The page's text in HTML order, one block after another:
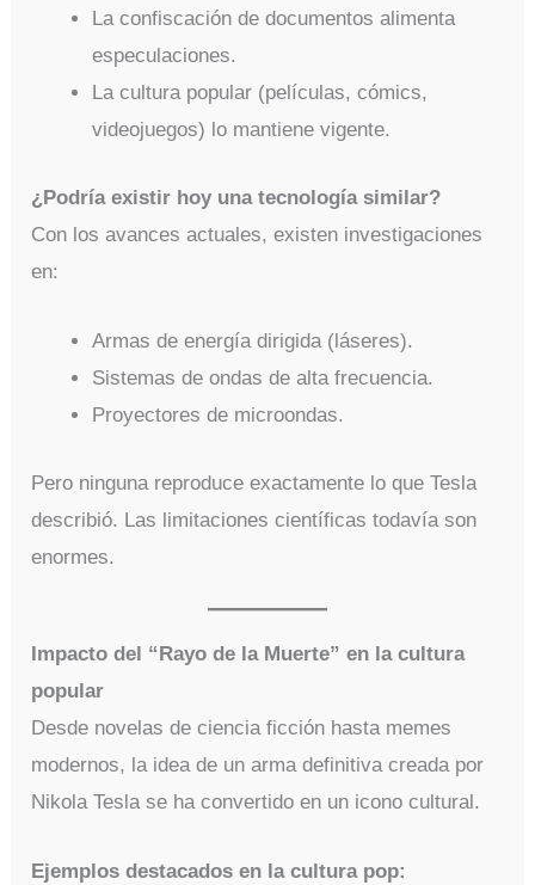
La confiscación de documentos alimenta
especulaciones.
La cultura popular (películas, cómics,
videojuegos) lo mantiene vigente.
¿Podría existir hoy una tecnología similar?
Con los avances actuales, existen investigaciones
en:
Armas de energía dirigida (láseres).
Sistemas de ondas de alta frecuencia.
Proyectores de microondas.
Pero ninguna reproduce exactamente lo que Tesla
describió. Las limitaciones científicas todavía son
enormes.
Impacto del “Rayo de la Muerte” en la cultura
popular
Desde novelas de ciencia ficción hasta memes
modernos, la idea de un arma definitiva creada por
Nikola Tesla se ha convertido en un icono cultural.
Ejemplos destacados en la cultura pop: